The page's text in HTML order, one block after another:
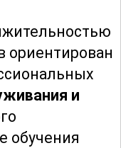
ориентирован
и
обучения